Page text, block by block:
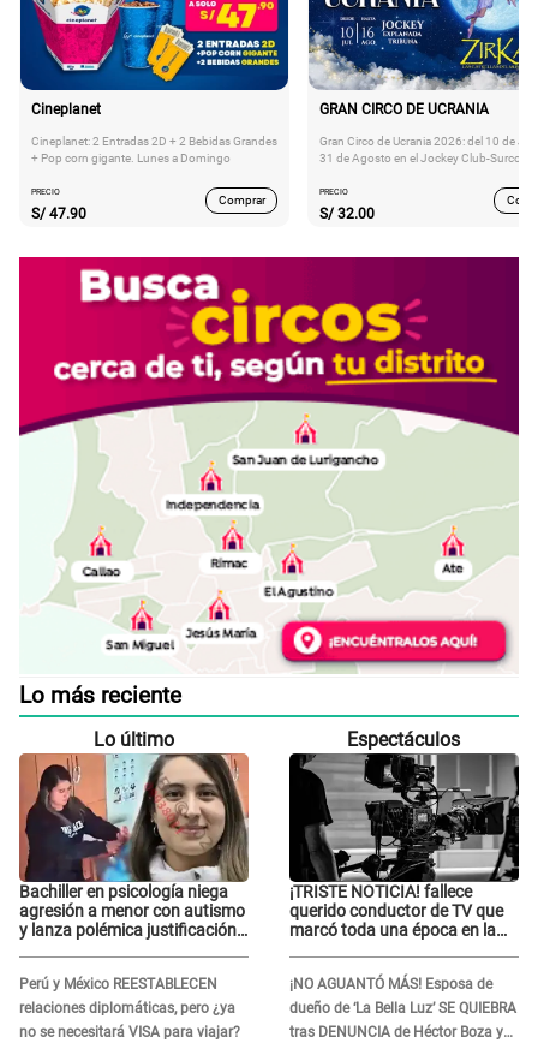
Cineplanet
Cineplanet: 2 Entradas 2D + 2 Bebidas Grandes
+ Pop corn gigante. Lunes a Domingo
PRECIO
S/ 47.90
Comprar
GRAN CIRCO DE UCRANIA
Gran Circo de Ucrania 2026: del 10 de
31 de Agosto en el Jockey Club-Surco
PRECIO
S/ 32.00
Lo más reciente
Lo último
Bachiller en psicología niega
agresión a menor con autismo
y lanza polémica justificación:
Perú y México REESTABLECEN
relaciones diplomáticas, pero ¿ya
no se necesitará VISA para viajar?
Espectáculos
¡TRISTE NOTICIA! fallece
querido conductor de TV que
marcó toda una época en la
¡NO AGUANTÓ MÁS! Esposa de
dueño de ‘La Bella Luz’ SE QUIEBRA
tras DENUNCIA de Héctor Boza y